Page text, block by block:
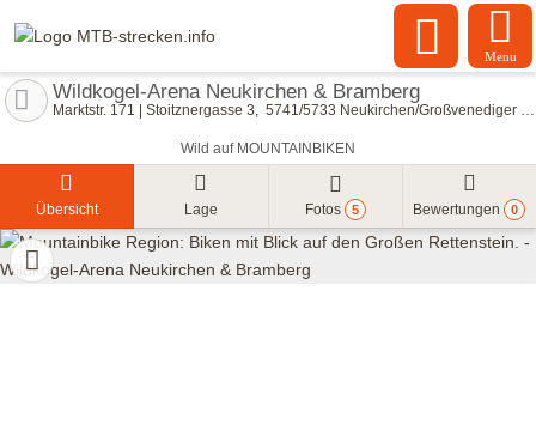
Menu
Wildkogel-Arena Neukirchen & Bramberg
Marktstr. 171 | Stoitznergasse 3 5741/5733 Neukirchen/Großvenediger & Bramberg/Wildkogel
Wild auf MOUNTAINBIKEN
Übersicht Lage Fotos 5 Bewertungen 0